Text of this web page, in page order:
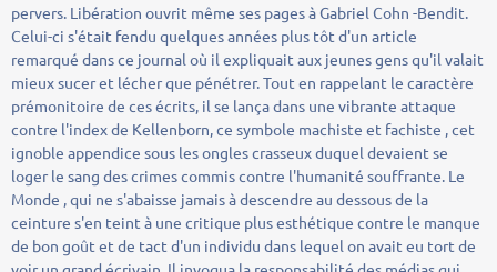
pervers. Libération ouvrit même ses pages à Gabriel Cohn -Bendit.
Celui-ci s'était fendu quelques années plus tôt d'un article
remarqué dans ce journal où il expliquait aux jeunes gens qu'il valait
mieux sucer et lécher que pénétrer. Tout en rappelant le caractère
prémonitoire de ces écrits, il se lança dans une vibrante attaque
contre l'index de Kellenborn, ce symbole machiste et fachiste , cet
ignoble appendice sous les ongles crasseux duquel devaient se
loger le sang des crimes commis contre l'humanité souffrante. Le
Monde , qui ne s'abaisse jamais à descendre au dessous de la
ceinture s'en teint à une critique plus esthétique contre le manque
de bon goût et de tact d'un individu dans lequel on avait eu tort de